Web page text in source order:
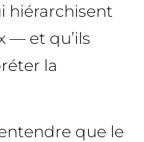
hiérarchisent
— et qu’ils
la
que le